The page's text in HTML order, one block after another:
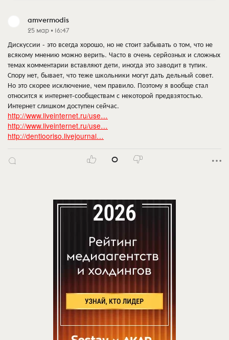
amvermodis
25 мар • 16:47
Дискуссии - это всегда хорошо, но не стоит забывать о том, что не
всякому мнению можно верить. Часто в очень серйозных и сложных
темах комментарии вставляют дети, иногда это заводит в тупик.
Спору нет, бывает, что теже школьники могут дать дельный совет.
Но это скорее исключение, чем правило. Поэтому я вообще стал
относится к интернет-сообществам с некоторой предвзятостью.
Интернет слишком доступен сейчас.
http://www.liveinternet.ru/use…
http://www.liveinternet.ru/use…
http://dentlooriso.livejournal…
0